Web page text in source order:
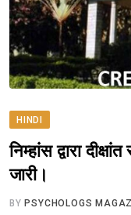
HINDI
निम्हांस द्वारा
जारी।
BY PSYCHOLOGS